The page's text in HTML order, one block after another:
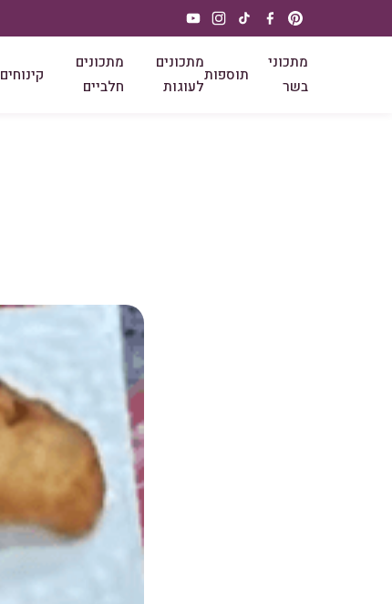
מתכוני
בשר
תוספות
מתכונים
לעוגות
מתכונים
חלביים
קינוחים